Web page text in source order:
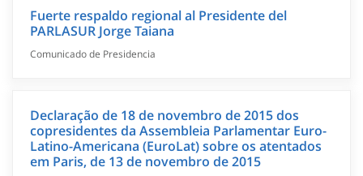
Fuerte respaldo regional al Presidente del
PARLASUR Jorge Taiana
Comunicado de Presidencia
Declaração de 18 de novembro de 2015 dos
copresidentes da Assembleia Parlamentar Euro-
Latino-Americana (EuroLat) sobre os atentados
em Paris, de 13 de novembro de 2015